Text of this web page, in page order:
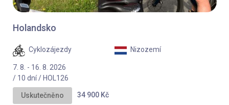
Holandsko
Cyklozájezdy Nizozemí
7. 8. - 16. 8. 2026
/ 10 dní / HOL126
Uskutečněno 34 900 Kč